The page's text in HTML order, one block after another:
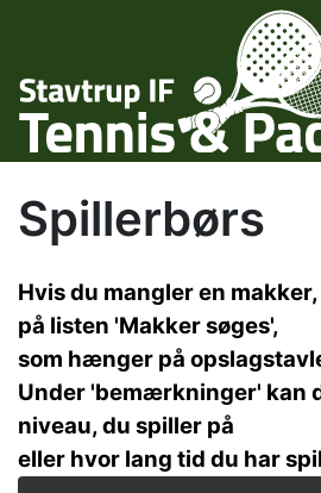
Spillerbørs
Hvis du mangler en
på listen 'Makker søges',
som hænger på
Under 'bemærkninger' kan
niveau, du spiller på
eller hvor lang tid du har